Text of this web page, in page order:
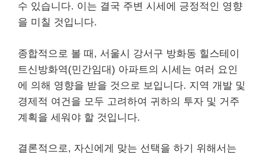
수 있습니다. 이는 결국 주변 시세에 긍정적인 영향
을 미칠 것입니다.
종합적으로 볼 때, 서울시 강서구 방화동 힐스테이
트신방화역(민간임대) 아파트의 시세는 여러 요인
에 의해 영향을 받을 것으로 보입니다. 지역 개발 및
경제적 여건을 모두 고려하여 귀하의 투자 및 거주
계획을 세워야 할 것입니다.
결론적으로, 자신에게 맞는 선택을 하기 위해서는